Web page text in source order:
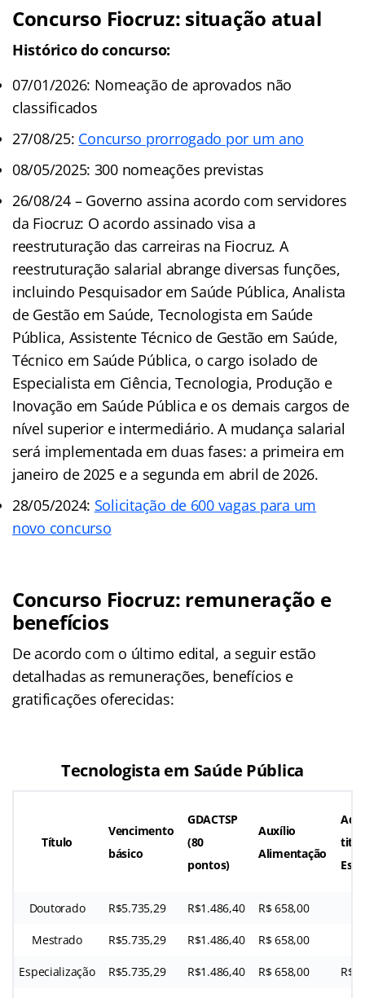
Concurso Fiocruz: situação atual
Histórico do concurso:
07/01/2026: Nomeação de aprovados não
classificados
27/08/25: Concurso prorrogado por um ano
08/05/2025: 300 nomeações previstas
26/08/24 – Governo assina acordo com servidores
da Fiocruz: O acordo assinado visa a
reestruturação das carreiras na Fiocruz. A
reestruturação salarial abrange diversas funções,
incluindo Pesquisador em Saúde Pública, Analista
de Gestão em Saúde, Tecnologista em Saúde
Pública, Assistente Técnico de Gestão em Saúde,
Técnico em Saúde Pública, o cargo isolado de
Especialista em Ciência, Tecnologia, Produção e
Inovação em Saúde Pública e os demais cargos de
nível superior e intermediário. A mudança salarial
será implementada em duas fases: a primeira em
janeiro de 2025 e a segunda em abril de 2026.
28/05/2024: Solicitação de 600 vagas para um
novo concurso
Concurso Fiocruz: remuneração e
benefícios
De acordo com o último edital, a seguir estão
detalhadas as remunerações, benefícios e
gratificações oferecidas:
Tecnologista em Saúde Pública
Título
Vencimento
básico
GDACTSP
(80
pontos)
Auxílio
Alimentação
Doutorado R$5.735,29 R$1.486,40 R$ 658,00
Mestrado R$5.735,29 R$1.486,40 R$ 658,00
Especialização R$5.735,29 R$1.486,40 R$ 658,00